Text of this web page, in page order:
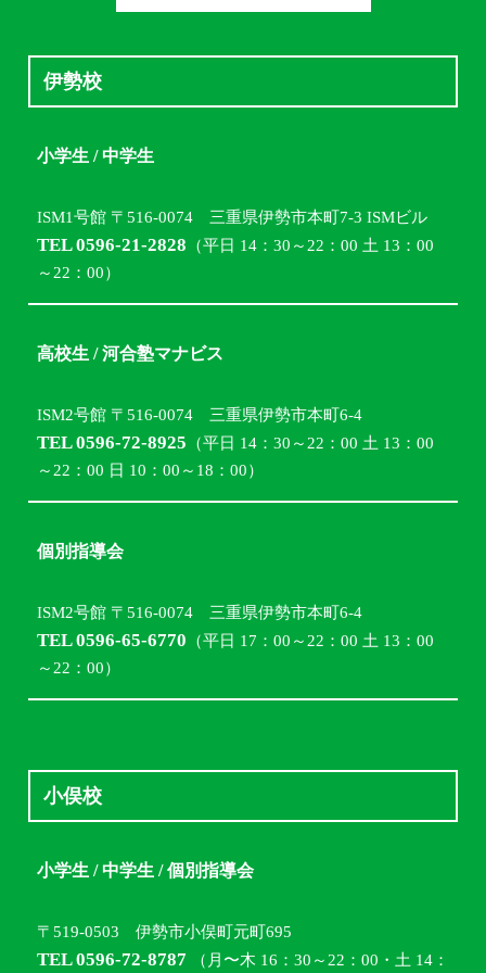
伊勢校
小学生 / 中学生
ISM1号館 〒516-0074 三重県伊勢市本町7-3 ISMビル
TEL 0596-21-2828 （平日 14：30～22：00 土 13：00
～22：00）
高校生 / 河合塾マナビス
ISM2号館 〒516-0074 三重県伊勢市本町6-4
TEL 0596-72-8925 （平日 14：30～22：00 土 13：00
～22：00 日 10：00～18：00）
個別指導会
ISM2号館 〒516-0074 三重県伊勢市本町6-4
TEL 0596-65-6770 （平日 17：00～22：00 土 13：00
～22：00）
小俣校
小学生 / 中学生 / 個別指導会
〒519-0503 伊勢市小俣町元町695
TEL 0596-72-8787 （月〜木 16：30～22：00・土 14：